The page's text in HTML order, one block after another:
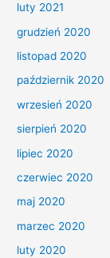
luty 2021
grudzień 2020
listopad 2020
październik 2020
wrzesień 2020
sierpień 2020
lipiec 2020
czerwiec 2020
maj 2020
marzec 2020
luty 2020